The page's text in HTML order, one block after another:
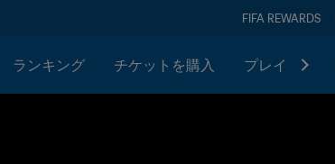
FIFA REWARDS
ランキング チケットを購入 プレイ